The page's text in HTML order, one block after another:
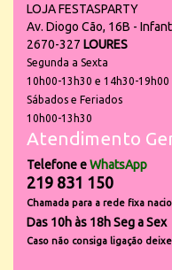
LOJA FESTASPARTY
Av. Diogo Cão, 16B -
2670-327 LOURES
Segunda a Sexta
10h00-13h30 e 14h30-19h00
Sábados e Feriados
10h00-13h30
Atendimento
Telefone eWhatsApp
219 831 150
Chamada para a rede fixa
Das 10h às 18h Seg a Sex
Caso não consiga ligação